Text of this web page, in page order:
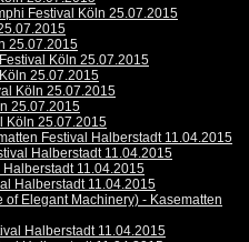
Festival Köln 25.07.2015
25.07.2015
Köln 25.07.2015
25.07.2015
Köln 25.07.2015
25.07.2015
Köln 25.07.2015
Festival Halberstadt 11.04.2015
Halberstadt 11.04.2015
Halberstadt 11.04.2015
Halberstadt 11.04.2015
of Elegant Machinery) - Kasematten
Halberstadt 11.04.2015